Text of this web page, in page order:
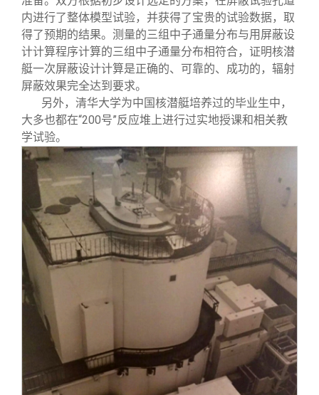
内进行了整体模型试验，并获得了宝贵的试验数据，取
得了预期的结果。测量的三组中子通量分布与用屏蔽设
计计算程序计算的三组中子通量分布相符合，证明核潜
艇一次屏蔽设计计算是正确的、可靠的、成功的，辐射
屏蔽效果完全达到要求。
另外，清华大学为中国核潜艇培养过的毕业生中，
大多也都在“200号”反应堆上进行过实地授课和相关教
学试验。